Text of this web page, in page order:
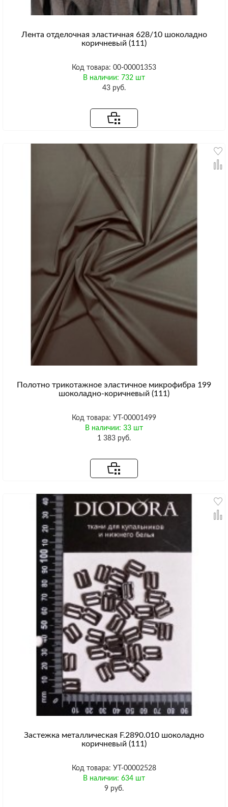
Лента отделочная эластичная 628/10 шоколадно
коричневый (111)
Код товара: 00-00001353
В наличии: 732 шт
43 руб.
Полотно трикотажное эластичное микрофибра 199
шоколадно-коричневый (111)
Код товара: УТ-00001499
В наличии: 33 шт
1 383 руб.
Застежка металлическая F.2890.010 шоколадно
коричневый (111)
Код товара: УТ-00002528
В наличии: 634 шт
9 руб.